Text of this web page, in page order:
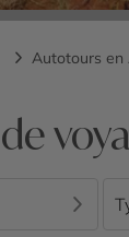
Autotours en